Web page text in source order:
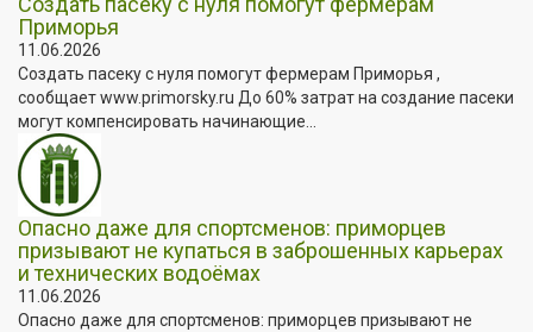
Приморья
11.06.2026
Создать пасеку с нуля помогут фермерам Приморья ,
сообщает www.primorsky.ru До 60% затрат на создание пасеки
могут компенсировать начинающие...
Опасно даже для спортсменов: приморцев
призывают не купаться в заброшенных карьерах
и технических водоёмах
11.06.2026
Опасно даже для спортсменов: приморцев призывают не